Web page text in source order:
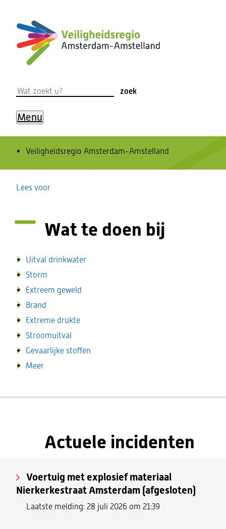
de
inhoud
Menu
Wat
zoekt
u?
zoek
HomeVeiligheidsregio Amsterdam-Amstelland
Lees voor
Wat te doen bij
Uitval drinkwater
Storm
Extreem geweld
Brand
Extreme drukte
Stroomuitval
Gevaarlijke stoffen
Meer
Actuele incidenten
Voertuig met explosief materiaal
Nierkerkestraat Amsterdam (afgesloten)
Laatste melding: 28 juli 2026 om 21:39